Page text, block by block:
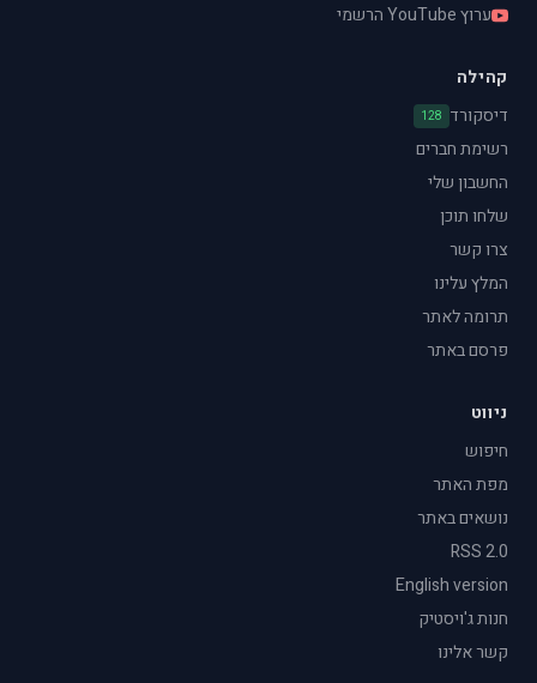
ערוץ YouTube הרשמי
קהילה
דיסקורד 128
רשימת חברים
החשבון שלי
שלחו תוכן
צרו קשר
המלץ עלינו
תרומה לאתר
פרסם באתר
ניווט
חיפוש
מפת האתר
נושאים באתר
RSS 2.0
English version
חנות ג'ויסטיק
קשר אלינו